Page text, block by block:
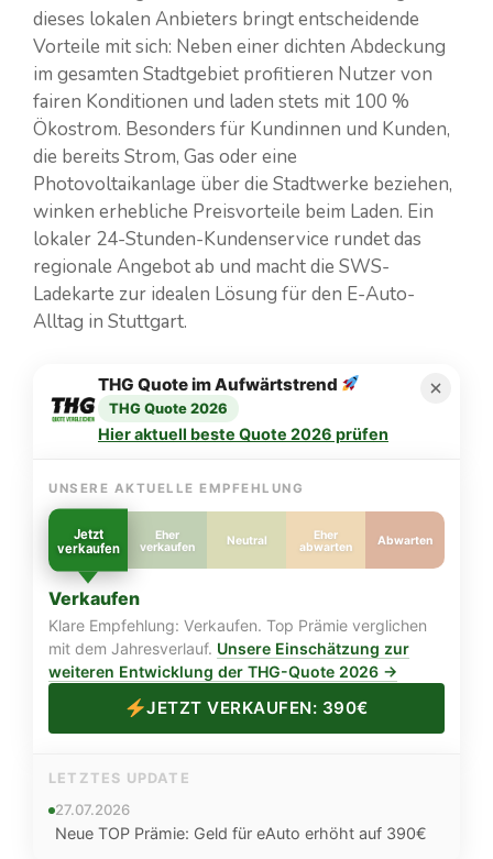
dieses lokalen Anbieters bringt entscheidende
Vorteile mit sich: Neben einer dichten Abdeckung
im gesamten Stadtgebiet profitieren Nutzer von
fairen Konditionen und laden stets mit 100 %
Ökostrom. Besonders für Kundinnen und Kunden,
die bereits Strom, Gas oder eine
Photovoltaikanlage über die Stadtwerke beziehen,
winken erhebliche Preisvorteile beim Laden. Ein
lokaler 24-Stunden-Kundenservice rundet das
regionale Angebot ab und macht die SWS-
Ladekarte zur idealen Lösung für den E-Auto-
Alltag in Stuttgart.
THG Quote im Aufwärtstrend
THG Quote 2026
Hier aktuell beste Quote 2026 prüfen
UNSERE AKTUELLE EMPFEHLUNG
Jetzt
verkaufen
Eher
verkaufen
Neutral
Eher
abwarten
Abwarten
Verkaufen
Klare Empfehlung: Verkaufen. Top Prämie verglichen
mit dem Jahresverlauf. Unsere Einschätzung zur
weiteren Entwicklung der THG-Quote 2026 →
JETZT VERKAUFEN: 390€
LETZTES UPDATE
27.07.2026
Neue TOP Prämie: Geld für eAuto erhöht auf 390€